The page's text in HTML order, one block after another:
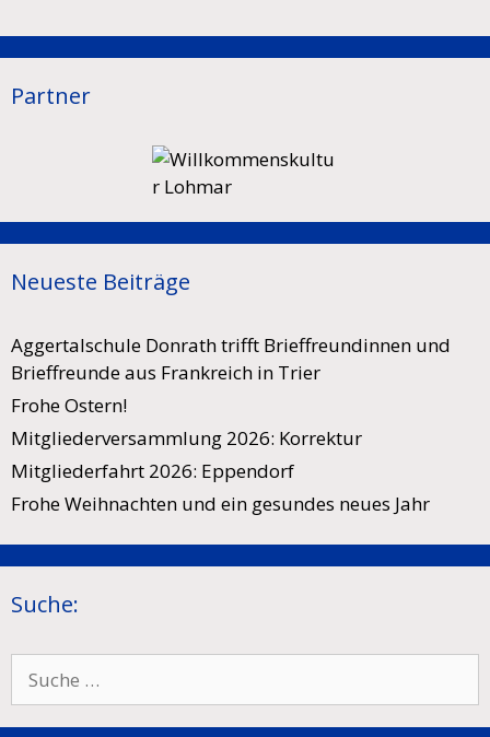
Partner
Neueste Beiträge
Aggertalschule Donrath trifft Brieffreundinnen und
Brieffreunde aus Frankreich in Trier
Frohe Ostern!
Mitgliederversammlung 2026: Korrektur
Mitgliederfahrt 2026: Eppendorf
Frohe Weihnachten und ein gesundes neues Jahr
Suche:
nach: